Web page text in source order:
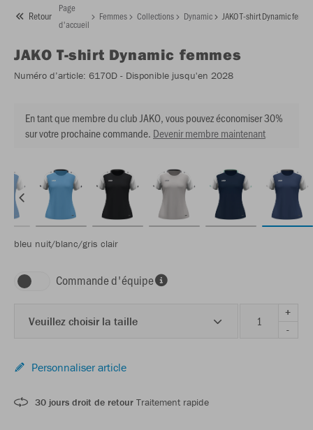
Retour
Page
d'accueil
Femmes Collections Dynamic JAKO T-shirt Dynamic
JAKO T-shirt Dynamic femmes
Numéro d’article: 6170D - Disponible jusqu'en 2028
En tant que membre du club JAKO, vous pouvez économiser 30%
sur votre prochaine commande. Devenir membre maintenant
bleu nuit/blanc/gris clair
Commande d'équipe
Veuillez choisir la taille
+
-
Personnaliser article
30 jours droit de retour Traitement rapide